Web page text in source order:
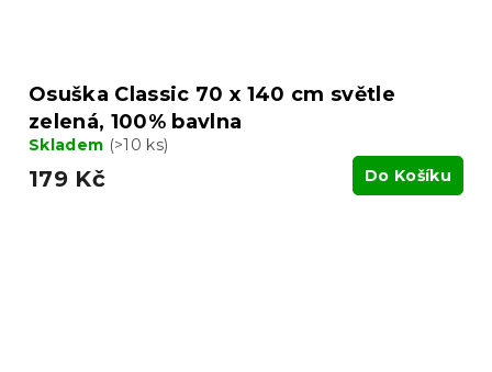
Osuška Classic 70 x 140 cm světle
zelená, 100% bavlna
Skladem (>10 ks)
179 Kč Do Košíku